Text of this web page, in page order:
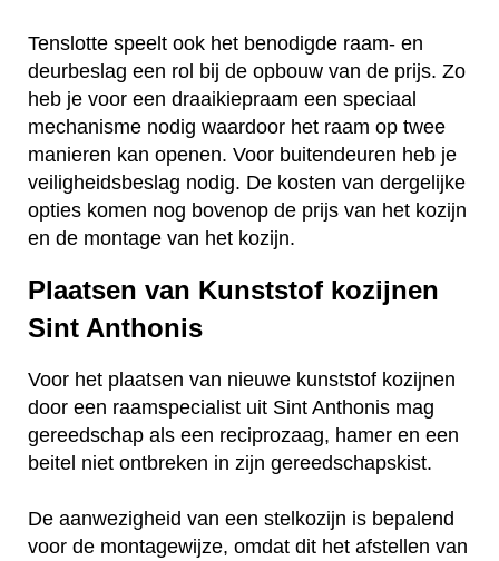
Tenslotte speelt ook het benodigde raam- en
deurbeslag een rol bij de opbouw van de prijs. Zo
heb je voor een draaikiepraam een speciaal
mechanisme nodig waardoor het raam op twee
manieren kan openen. Voor buitendeuren heb je
veiligheidsbeslag nodig. De kosten van dergelijke
opties komen nog bovenop de prijs van het kozijn
en de montage van het kozijn.
Plaatsen van Kunststof kozijnen
Sint Anthonis
Voor het plaatsen van nieuwe kunststof kozijnen
door een raamspecialist uit Sint Anthonis mag
gereedschap als een reciprozaag, hamer en een
beitel niet ontbreken in zijn gereedschapskist.
De aanwezigheid van een stelkozijn is bepalend
voor de montagewijze, omdat dit het afstellen van